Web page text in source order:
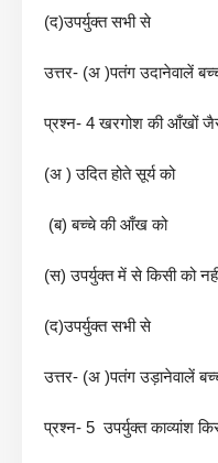
(द)उपर्युक्त सभी से
उत्तर- (अ )पतंग उदानेवालें
प्रश्न- 4 खरगोश की आँखों
(अ ) उदित होते सूर्य को
(ब) बच्चे की आँख को
(स) उपर्युक्त में से किसी को
(द)उपर्युक्त सभी से
उत्तर- (अ )पतंग उड़ानेवालें
प्रश्न- 5 उपर्युक्त काव्यांश